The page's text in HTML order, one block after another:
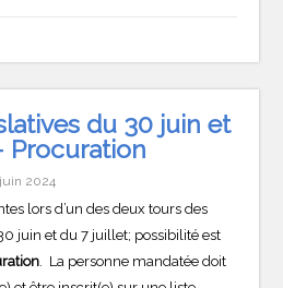
du 30 juin et
Procuration
juin 2024
lors d’un des deux tours des
juin et du 7 juillet; possibilité est
. La personne mandatée doit